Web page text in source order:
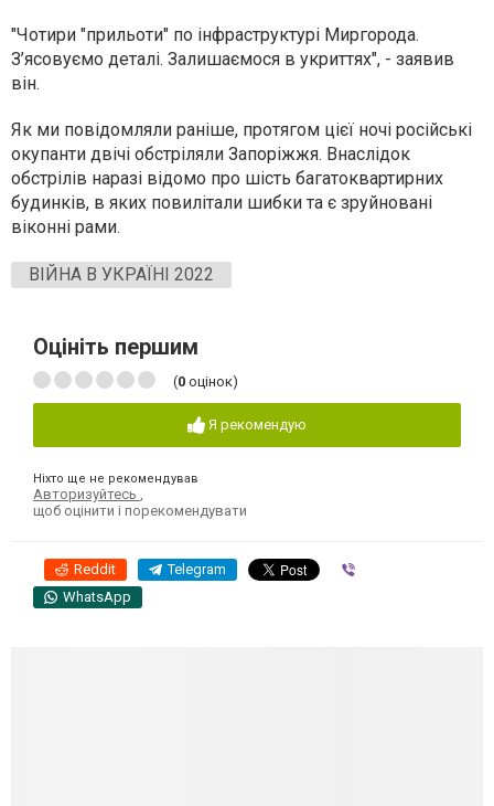
"Чотири "прильоти" по інфраструктурі Миргорода.
З’ясовуємо деталі. Залишаємося в укриттях", - заявив
він.
Як ми повідомляли раніше, протягом цієї ночі російські
окупанти двічі обстріляли Запоріжжя. Внаслідок
обстрілів наразі відомо про шість багатоквартирних
будинків, в яких повилітали шибки та є зруйновані
віконні рами.
ВІЙНА В УКРАЇНІ 2022
Оцініть першим
(0 оцінок)
Я рекомендую
Ніхто ще не рекомендував
Авторизуйтесь ,
щоб оцінити і порекомендувати
Reddit Telegram
WhatsApp